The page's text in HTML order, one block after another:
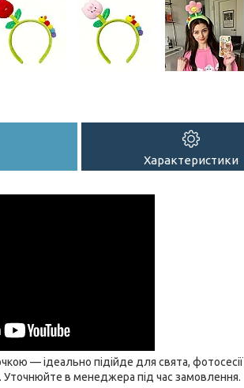
Характеристики
— ідеально підійде для свята,
Уточнюйте в менеджера під час замовлення.